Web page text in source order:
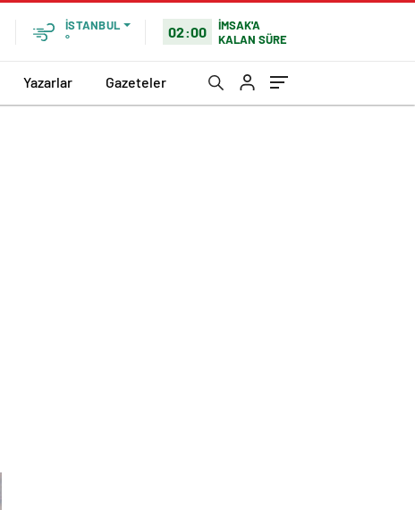
İSTANBUL
°
02:00
İMSAK'A
KALAN SÜRE
Yazarlar Gazeteler